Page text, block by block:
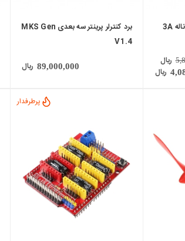
ماژول PWM ژنراتور تک کاناله 3A
ریال
ریال
برد کنترلر پرینتر سه بعدی MKS Gen
V1.4
89,000,000 ریال
پرطرفدار